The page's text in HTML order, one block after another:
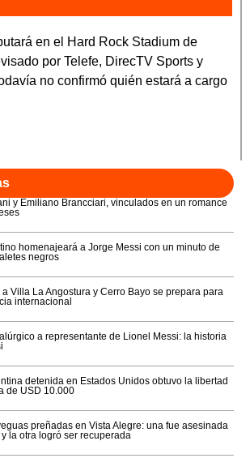
en el Hard Rock Stadium de
por Telefe, DirecTV Sports y
no confirmó quién estará a cargo
y Emiliano Brancciari, vinculados en un romance
homenajeará a Jorge Messi con un minuto de
negros
Villa La Angostura y Cerro Bayo se prepara para
internacional
a representante de Lionel Messi: la historia
detenida en Estados Unidos obtuvo la libertad
de USD 10.000
preñadas en Vista Alegre: una fue asesinada
la otra logró ser recuperada